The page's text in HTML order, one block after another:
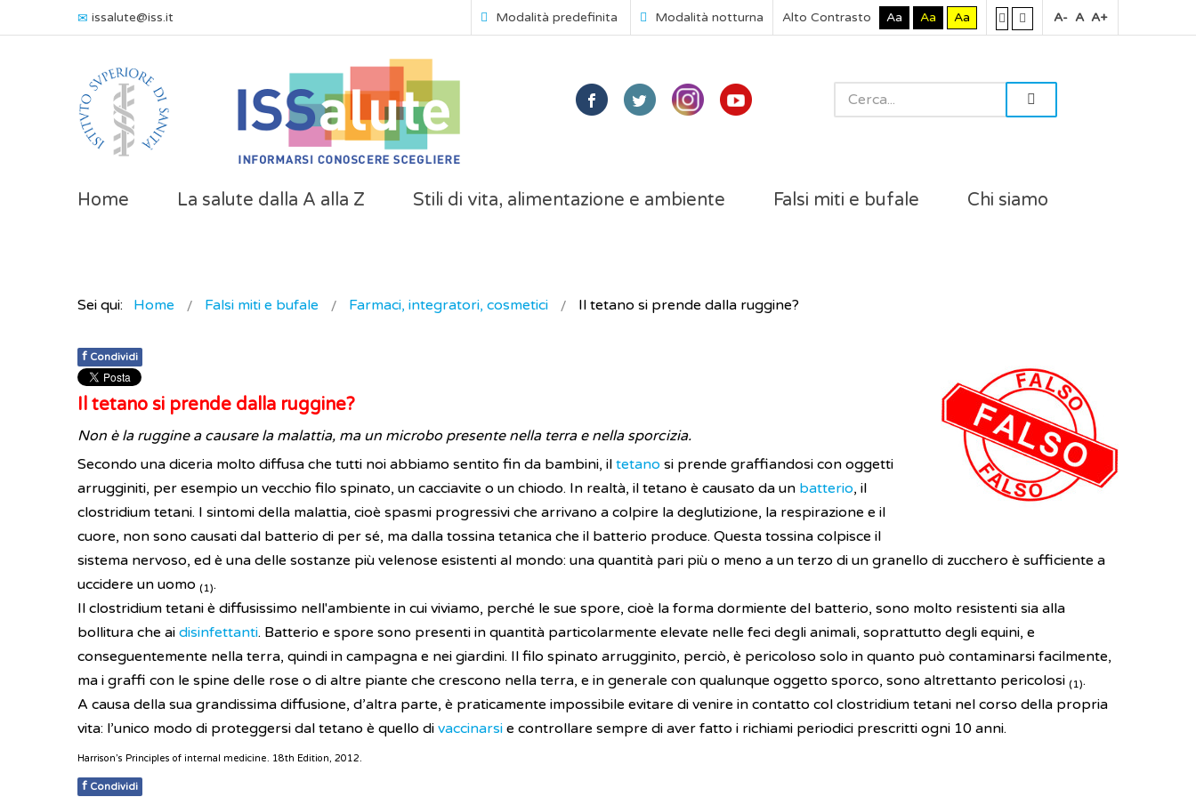
issalute@iss.it Modalità predefinita Modalità notturna Alto Contrasto Aa Aa Aa A- A A+
Home La salute dalla A alla Z Stili di vita, alimentazione e ambiente Falsi miti e bufale Chi siamo
Sei qui: Home Falsi miti e bufale Farmaci, integratori, cosmetici Il tetano si prende dalla ruggine?
f Condividi
Il tetano si prende dalla ruggine?
Non è la ruggine a causare la malattia, ma un microbo presente nella terra e nella sporcizia.
Secondo una diceria molto diffusa che tutti noi abbiamo sentito fin da bambini, il tetano si prende graffiandosi con oggetti
arrugginiti, per esempio un vecchio filo spinato, un cacciavite o un chiodo. In realtà, il tetano è causato da un batterio, il
clostridium tetani. I sintomi della malattia, cioè spasmi progressivi che arrivano a colpire la deglutizione, la respirazione e il
cuore, non sono causati dal batterio di per sé, ma dalla tossina tetanica che il batterio produce. Questa tossina colpisce il
sistema nervoso, ed è una delle sostanze più velenose esistenti al mondo: una quantità pari più o meno a un terzo di un granello di zucchero è sufficiente a
uccidere un uomo (1).
Il clostridium tetani è diffusissimo nell'ambiente in cui viviamo, perché le sue spore, cioè la forma dormiente del batterio, sono molto resistenti sia alla
bollitura che ai disinfettanti. Batterio e spore sono presenti in quantità particolarmente elevate nelle feci degli animali, soprattutto degli equini, e
conseguentemente nella terra, quindi in campagna e nei giardini. Il filo spinato arrugginito, perciò, è pericoloso solo in quanto può contaminarsi facilmente,
ma i graffi con le spine delle rose o di altre piante che crescono nella terra, e in generale con qualunque oggetto sporco, sono altrettanto pericolosi (1).
A causa della sua grandissima diffusione, d’altra parte, è praticamente impossibile evitare di venire in contatto col clostridium tetani nel corso della propria
vita: l’unico modo di proteggersi dal tetano è quello di vaccinarsi e controllare sempre di aver fatto i richiami periodici prescritti ogni 10 anni.
Harrison’s Principles of internal medicine. 18th Edition, 2012.
f Condividi